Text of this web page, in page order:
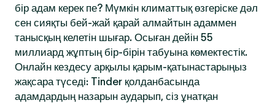
бір адам керек пе? Мүмкін климаттық өзгеріске дәл
сен сияқты бей-жай қарай алмайтын адаммен
танысқың келетін шығар. Осыған дейін 55
миллиард жұптың бір-бірін табуына көмектестік.
Онлайн кездесу арқылы қарым-қатынастарыңыз
жақсара түседі: Tinder қолданбасында
адамдардың назарын аударып, сіз ұнатқан